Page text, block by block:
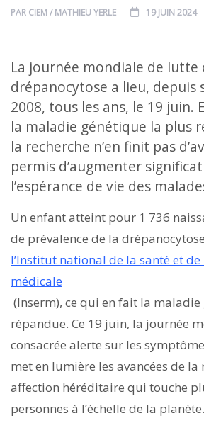
PAR CIEM / MATHIEU YERLE 19 JUIN 2024
La journée mondiale de lutte
drépanocytose a lieu, depuis
2008, tous les ans, le 19 juin.
la maladie génétique la plus
la recherche n’en finit pas
permis d’augmenter
l’espérance de vie des
Un enfant atteint pour 1 736
de prévalence de la
l’Institut national de la santé et de
médicale
(Inserm), ce qui en fait la
répandue. Ce 19 juin, la journée
consacrée alerte sur les
met en lumière les avancées de la
affection héréditaire qui touche
personnes à l’échelle de la planète.